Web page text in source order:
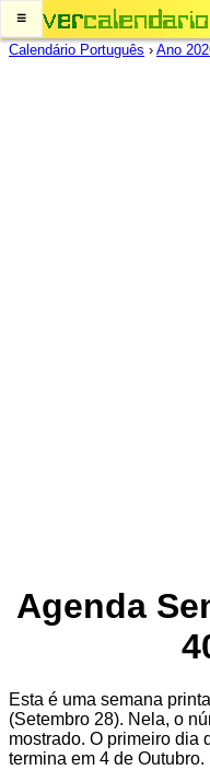
≡
Calendário Português › Ano
Agenda
Esta é uma semana
(Setembro 28). Nela, o
mostrado. O primeiro dia
termina em 4 de Outubro.